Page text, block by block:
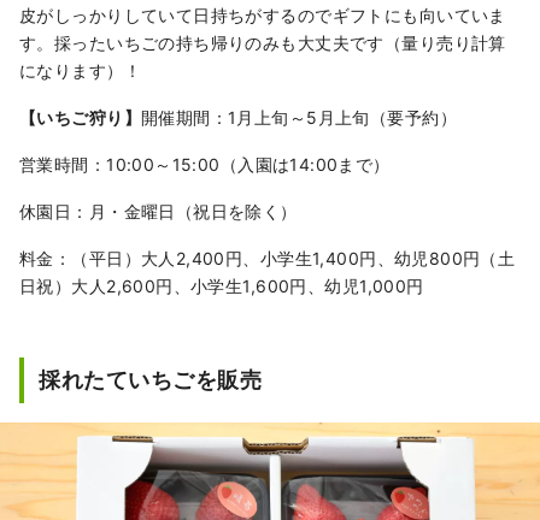
皮がしっかりしていて日持ちがするのでギフトにも向いていま
す。採ったいちごの持ち帰りのみも大丈夫です（量り売り計算
になります）！
【いちご狩り】 開催期間：1月上旬～5月上旬（要予約）
営業時間：10:00～15:00（入園は14:00まで）
休園日：月・金曜日（祝日を除く）
料金：（平日）大人2,400円、小学生1,400円、幼児800円（土
日祝）大人2,600円、小学生1,600円、幼児1,000円
採れたていちごを販売